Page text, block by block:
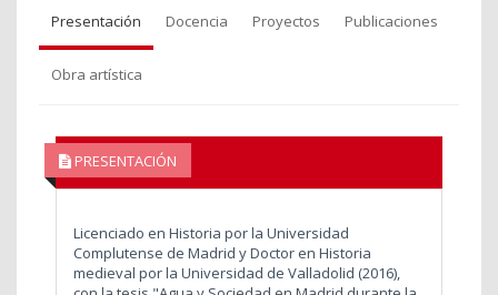
Presentación Docencia Proyectos Publicaciones
Obra artística
PRESENTACIÓN
Licenciado en Historia por la Universidad
Complutense de Madrid y Doctor en Historia
medieval por la Universidad de Valladolid (2016),